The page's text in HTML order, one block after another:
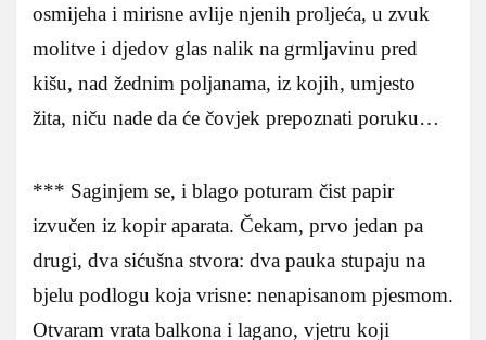
osmijeha i mirisne avlije njenih proljeća, u zvuk
molitve i djedov glas nalik na grmljavinu pred
kišu, nad žednim poljanama, iz kojih, umjesto
žita, niču nade da će čovjek prepoznati poruku…
*** Saginjem se, i blago poturam čist papir
izvučen iz kopir aparata. Čekam, prvo jedan pa
drugi, dva sićušna stvora: dva pauka stupaju na
bjelu podlogu koja vrisne: nenapisanom pjesmom.
Otvaram vrata balkona i lagano, vjetru koji